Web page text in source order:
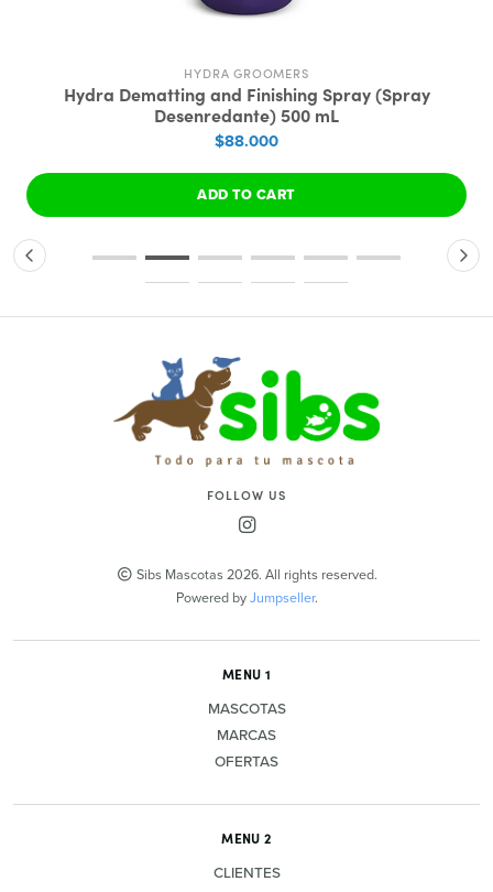
HYDRA GROOMERS
Hydra Dematting and Finishing Spray (Spray
Desenredante) 500 mL
$88.000
ADD TO CART
FOLLOW US
Sibs Mascotas 2026. All rights reserved.
Powered byJumpseller.
MENU 1
MASCOTAS
MARCAS
OFERTAS
MENU 2
CLIENTES